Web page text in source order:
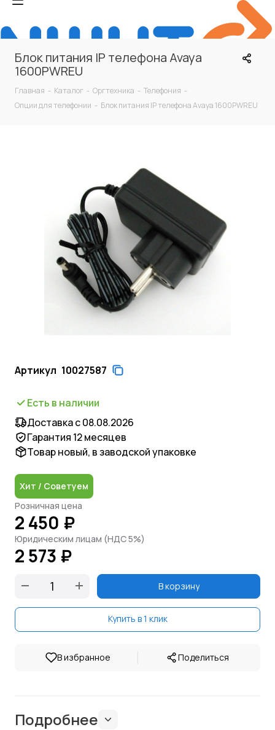
Блок питания IP телефона Avaya
1600PWREU
Главная - Каталог - Оргтехника - Телефония -
Опции для телефонии - Блок питания IP телефона Avaya 1600PWREU
Артикул 10027587
Есть в наличии
Доставка с 08.08.2026
Гарантия 12 месяцев
Товар новый, в заводской упаковке
Хит / Советуем
Розничная цена
2 450 ₽
Юридическим лицам (НДС 5%)
2 573 ₽
В корзину
Купить в 1 клик
В избранное | Поделиться
Подробнее